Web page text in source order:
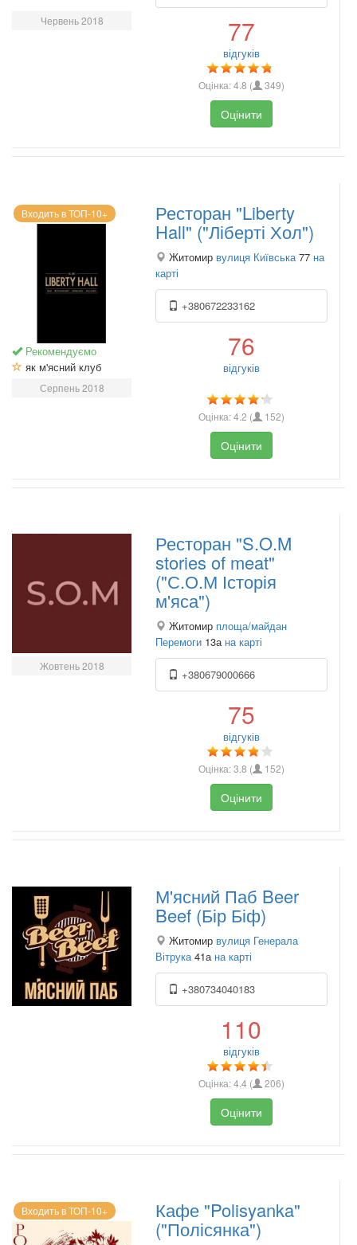
Червень 2018 77
відгуків
Оцінка:4.8 ( 349)
Оцінити
Входить в ТОП-10+
Рекомендуємо
як м'ясний клуб
Серпень 2018
Ресторан "Liberty
Hall" ("Ліберті Хол")
Житомир вулиця Київська 77 на
карті
+380672233162
76
відгуків
Оцінка:4.2 ( 152)
Оцінити
Жовтень 2018
Ресторан "S.O.M
stories of meat"
("С.О.М Історія
м'яса")
Житомир площа/майдан
Перемоги 13а на карті
+380679000666
75
відгуків
Оцінка:3.8 ( 152)
Оцінити
М'ясний Паб Beer
Beef (Бір Біф)
Житомир вулиця Генерала
Вітрука 41а на карті
+380734040183
110
відгуків
Оцінка:4.4 ( 206)
Оцінити
Входить в ТОП-10+ Кафе "Polisyanka"
("Полісянка")